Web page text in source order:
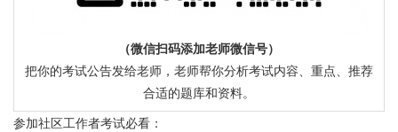
（微信扫码添加老师微信号）
把你的考试公告发给老师，老师帮你分析考试内容、重点、推荐
合适的题库和资料。
参加社区工作者考试必看：